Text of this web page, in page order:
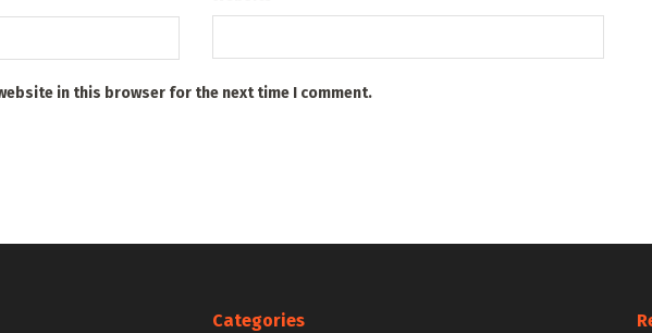
in this browser for the next time I comment.
Categories